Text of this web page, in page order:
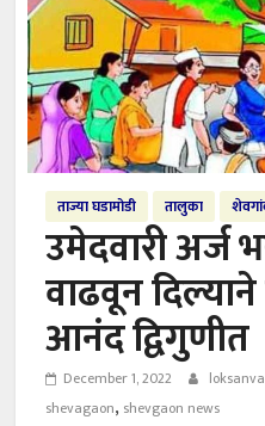
ताज्या घडामोडी तालुका
उमेदवारी अर्ज
वाढवून
आनंद द्विगुणीत
December 1, 2022
shevagaon, shevgaon news